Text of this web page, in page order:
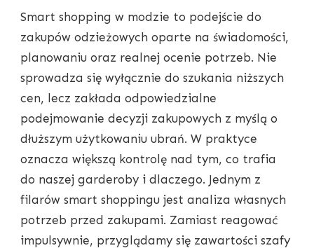
Smart shopping w modzie to podejście do
zakupów odzieżowych oparte na świadomości,
planowaniu oraz realnej ocenie potrzeb. Nie
sprowadza się wyłącznie do szukania niższych
cen, lecz zakłada odpowiedzialne
podejmowanie decyzji zakupowych z myślą o
dłuższym użytkowaniu ubrań. W praktyce
oznacza większą kontrolę nad tym, co trafia
do naszej garderoby i dlaczego. Jednym z
filarów smart shoppingu jest analiza własnych
potrzeb przed zakupami. Zamiast reagować
impulsywnie, przyglądamy się zawartości szafy